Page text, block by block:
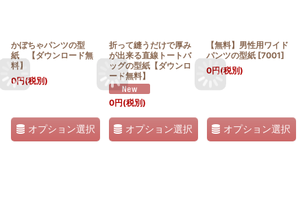
かぼちゃパンツの型
紙 【ダウンロード無
料】
0円(税別)
オプション選択
折って縫うだけで厚み
が出来る直線トートバ
ッグの型紙【ダウンロ
ード無料】
0円(税別)
オプション選択
【無料】男性用ワイド
パンツの型紙 [7001]
0円(税別)
オプション選択